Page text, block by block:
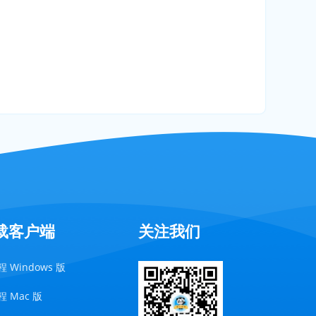
客户端
Windows 版
Mac 版
关注我们